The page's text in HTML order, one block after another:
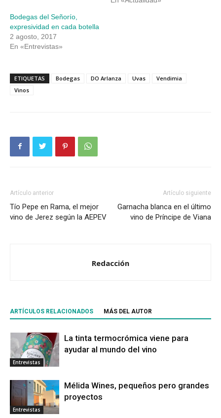
Bodegas del Señorío,
expresividad en cada botella
2 agosto, 2017
En «Entrevistas»
ETIQUETAS Bodegas DO Arlanza Uvas
Vendimia
Vinos
Artículo anterior
Tío Pepe en Rama, el mejor
vino de Jerez según la AEPEV
Artículo siguiente
Garnacha blanca en el último
vino de Príncipe de Viana
Redacción
ARTÍCULOS RELACIONADOS MÁS DEL AUTOR
Entrevistas
La tinta termocrómica viene para
ayudar al mundo del vino
Entrevistas
Mélida Wines, pequeños pero grandes
proyectos